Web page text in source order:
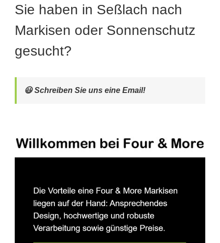
Sie haben in Seßlach nach
Markisen oder Sonnenschutz
gesucht?
😃 Schreiben Sie uns eine Email!